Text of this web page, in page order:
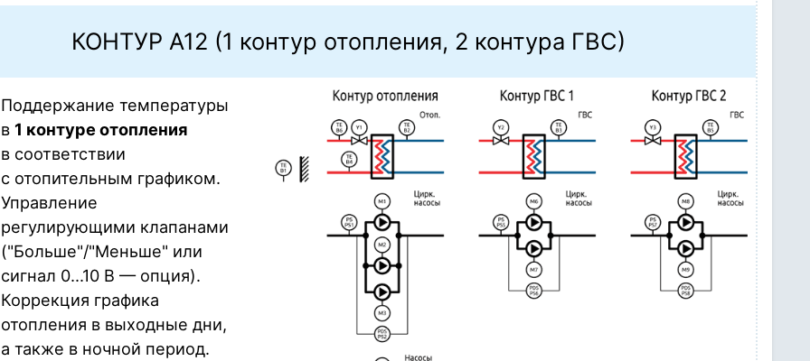
КОНТУР А12 (1 контур отопления, 2 контура ГВС)
Поддержание температуры
в 1 контуре отопления
в соответствии
с отопительным графиком.
Управление
регулирующими клапанами
("Больше"/"Меньше" или
сигнал 0...10 В — опция).
Коррекция графика
отопления в выходные дни,
а также в ночной период.